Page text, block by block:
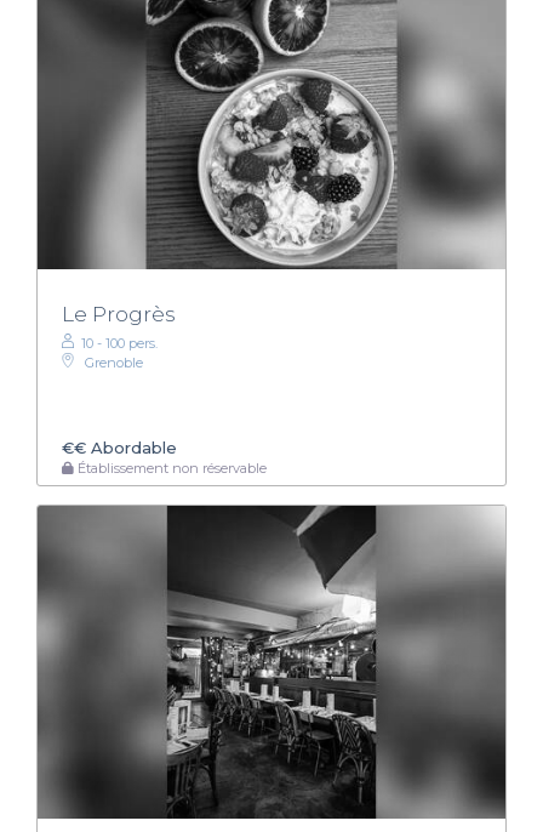
Le Progrès
10 - 100 pers.
Grenoble
€€ Abordable
Établissement non réservable